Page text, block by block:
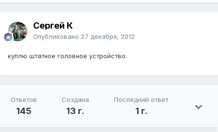
Сергей К
Опубликовано 27 декабря, 2012
куплю штатное головное устройство.
Ответов
145
Создана
13 г.
Последний ответ
1 г.